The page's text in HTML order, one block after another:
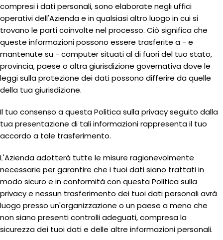
compresi i dati personali, sono elaborate negli uffici
operativi dell'Azienda e in qualsiasi altro luogo in cui si
trovano le parti coinvolte nel processo. Ciò significa che
queste informazioni possono essere trasferite a - e
mantenute su - computer situati al di fuori del tuo stato,
provincia, paese o altra giurisdizione governativa dove le
leggi sulla protezione dei dati possono differire da quelle
della tua giurisdizione.
Il tuo consenso a questa Politica sulla privacy seguito dalla
tua presentazione di tali informazioni rappresenta il tuo
accordo a tale trasferimento.
L'Azienda adotterà tutte le misure ragionevolmente
necessarie per garantire che i tuoi dati siano trattati in
modo sicuro e in conformità con questa Politica sulla
privacy e nessun trasferimento dei tuoi dati personali avrà
luogo presso un'organizzazione o un paese a meno che
non siano presenti controlli adeguati, compresa la
sicurezza dei tuoi dati e delle altre informazioni personali.